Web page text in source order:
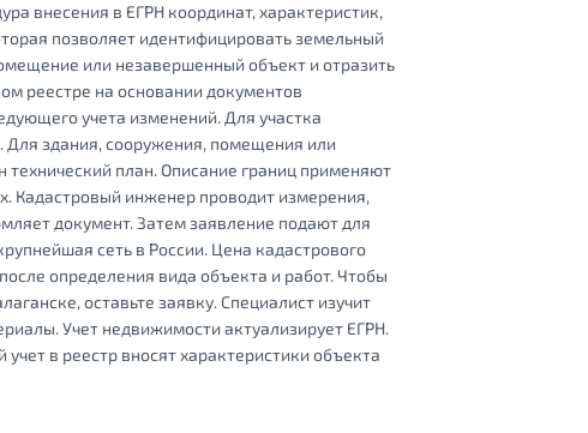
внесения в ЕГРН координат, характеристик,
позволяет идентифицировать земельный
или незавершенный объект и отразить
реестре на основании документов
учета изменений. Для участка
здания, сооружения, помещения или
план. Описание границ применяют
Кадастровый инженер проводит измерения,
документ. Затем заявление подают для
сеть в России. Цена кадастрового
определения вида объекта и работ. Чтобы
оставьте заявку. Специалист изучит
Учет недвижимости актуализирует ЕГРН.
в реестр вносят характеристики объекта